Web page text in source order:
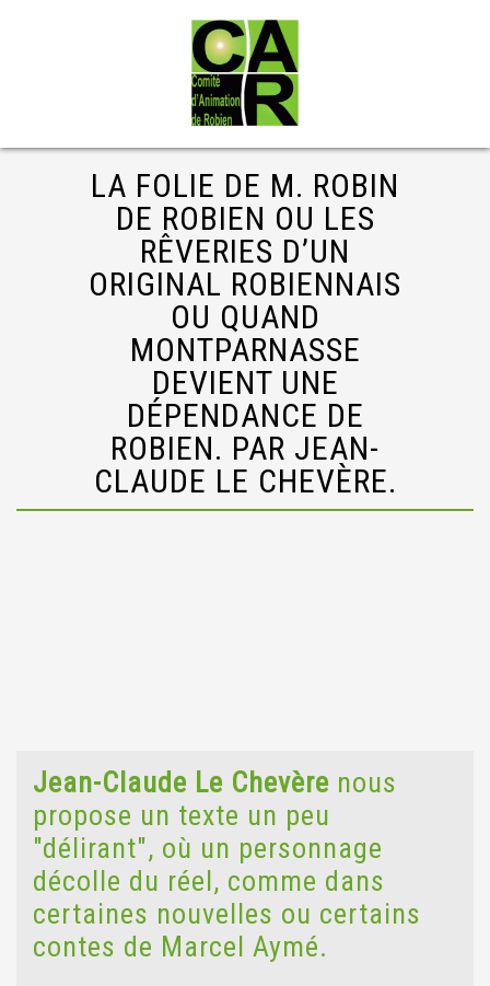
LA FOLIE DE M. ROBIN
DE ROBIEN OU LES
RÊVERIES D’UN
ORIGINAL ROBIENNAIS
OU QUAND
MONTPARNASSE
DEVIENT UNE
DÉPENDANCE DE
ROBIEN. PAR JEAN-
CLAUDE LE CHEVÈRE.
Jean-Claude Le Chevère nous
propose un texte un peu
"délirant", où un personnage
décolle du réel, comme dans
certaines nouvelles ou certains
contes de Marcel Aymé.